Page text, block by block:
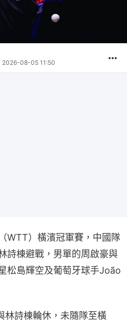
2026-08-05 11:50
WTT）橫濱冠軍賽，中國隊
詩棟避戰，男單的周啟豪與
松島輝空及葡萄牙球手João
林詩棟輪休，未隨隊至橫